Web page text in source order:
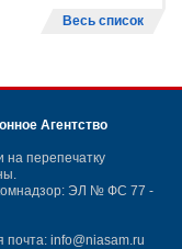
Весь список
Агентство
перепечатку
ЭЛ № ФС 77 -
почта: info@niasam.ru